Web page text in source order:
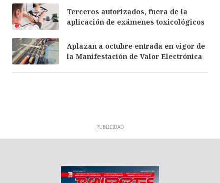
Terceros autorizados, fuera de la
aplicación de exámenes toxicológicos
Aplazan a octubre entrada en vigor de
la Manifestación de Valor Electrónica
PUBLICIDAD